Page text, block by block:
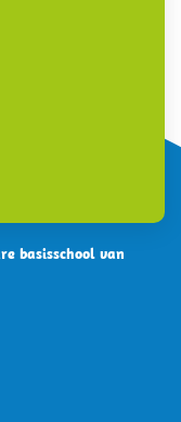
basisschool van